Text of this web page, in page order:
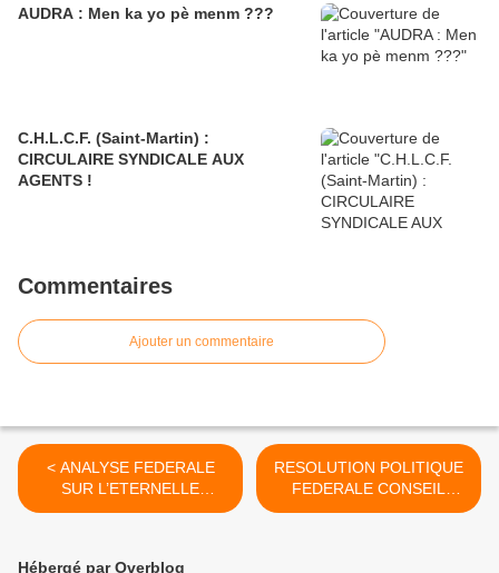
AUDRA : Men ka yo pè menm ???
C.H.L.C.F. (Saint-Martin) :
CIRCULAIRE SYNDICALE AUX
AGENTS !
Commentaires
Ajouter un commentaire
< ANALYSE FEDERALE
SUR L’ETERNELLE
OUVERTURE DU
RESOLUTION POLITIQUE
FEDERALE CONSEIL
FEDERAL DU VENDREDI
Hébergé par Overblog